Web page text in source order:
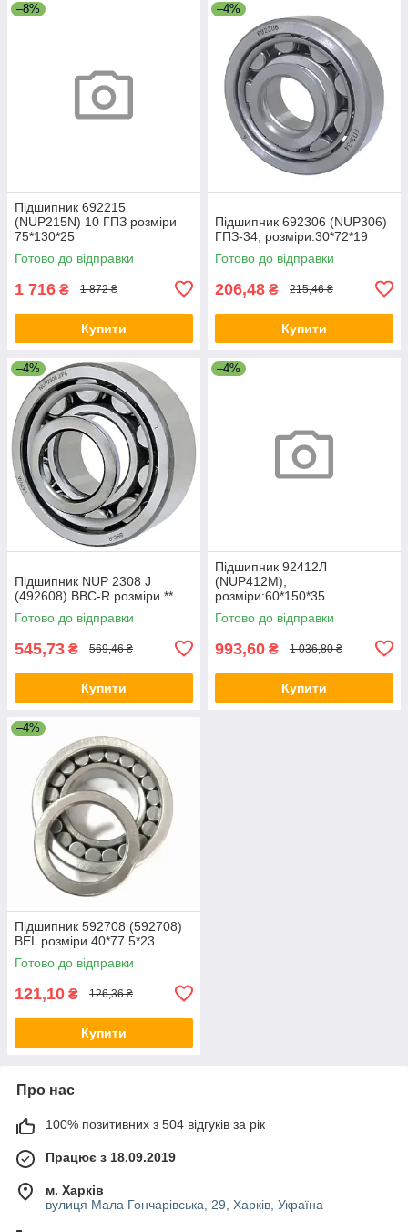
–8%
Підшипник 692215
(NUP215N) 10 ГПЗ розміри
75*130*25
Готово до відправки
1 716 ₴ 1 872 ₴
Купити
–4%
Підшипник 692306 (NUP306)
ГПЗ-34, розміри:30*72*19
Готово до відправки
206,48 ₴ 215,46 ₴
Купити
–4%
Підшипник NUP 2308 J
(492608) BBC-R розміри **
Готово до відправки
545,73 ₴ 569,46 ₴
Купити
–4%
Підшипник 92412Л
(NUP412M),
розміри:60*150*35
Готово до відправки
993,60 ₴ 1 036,80 ₴
Купити
–4%
Підшипник 592708 (592708)
BEL розміри 40*77.5*23
Готово до відправки
121,10 ₴ 126,36 ₴
Купити
Про нас
100% позитивних з 504 відгуків за рік
Працює з 18.09.2019
м. Харків
вулиця Мала Гончарівська, 29, Харків, Україна